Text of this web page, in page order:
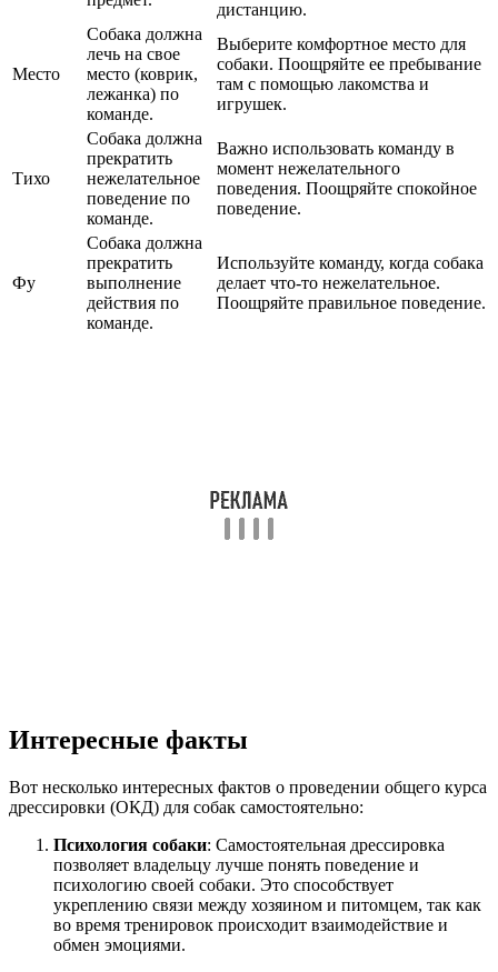
дистанцию.
Место
Собака должна
лечь на свое
место (коврик,
лежанка) по
команде.
Выберите комфортное место для
собаки. Поощряйте ее пребывание
там с помощью лакомства и
игрушек.
Тихо
Собака должна
прекратить
нежелательное
поведение по
команде.
Важно использовать команду в
момент нежелательного
поведения. Поощряйте спокойное
поведение.
Фу
Собака должна
прекратить
выполнение
действия по
команде.
Используйте команду, когда собака
делает что-то нежелательное.
Поощряйте правильное поведение.
Интересные факты
Вот несколько интересных фактов о проведении общего курса
дрессировки (ОКД) для собак самостоятельно:
Психология собаки: Самостоятельная дрессировка
позволяет владельцу лучше понять поведение и
психологию своей собаки. Это способствует
укреплению связи между хозяином и питомцем, так как
во время тренировок происходит взаимодействие и
обмен эмоциями.